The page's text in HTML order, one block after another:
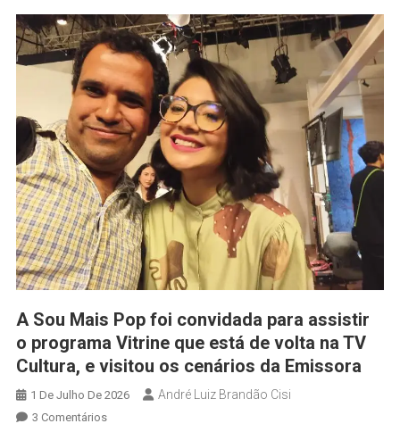
A Sou Mais Pop foi convidada para assistir
o programa Vitrine que está de volta na TV
Cultura, e visitou os cenários da Emissora
1 De Julho De 2026 André Luiz Brandão Cisi
3 Comentários